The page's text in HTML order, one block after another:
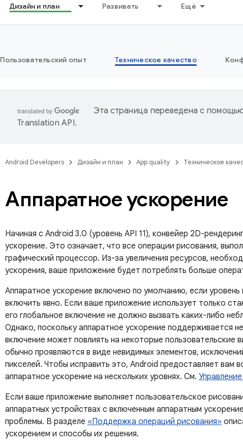
Дизайн и план Развивать Ещё
Пользовательский опыт Техническое качество
Эта страница переведена с
Translation API.
Android Developers Дизайн и план App quality Техническое
Аппаратное ускорение
Начиная с Android 3.0 (уровень API 11), конвейер 2D-
ускорение. Это означает, что все операции рисования,
графический процессор. Из-за увеличения ресурсов,
ускорения, ваше приложение будет потреблять больше
Аппаратное ускорение включено по умолчанию, если
включить явно. Если ваше приложение использует только
его глобальное включение не должно вызвать каких-либо
Однако, поскольку аппаратное ускорение поддерживается
включение может повлиять на некоторые пользовательские
обычно проявляются в виде невидимых элементов,
пикселей. Чтобы исправить это, Android предоставляет вам
аппаратное ускорение на нескольких уровнях. См.
Если ваше приложение выполняет пользовательское
аппаратных устройствах с включенным аппаратным
проблемы. В разделе «Поддержка операций рисования»
ускорением и способы их решения.